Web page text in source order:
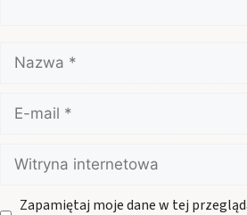
Nazwa
mail
Witryna
internetowa
Zapamiętaj moje dane w tej